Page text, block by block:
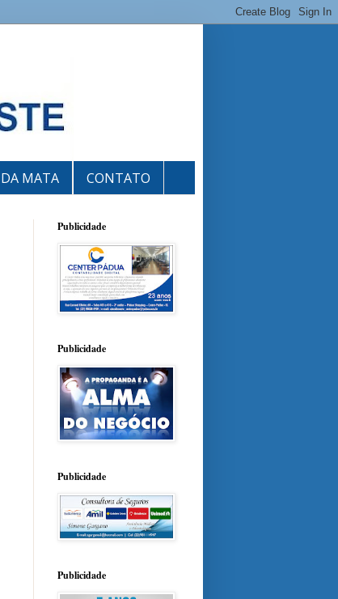
MATA CONTATO
Publicidade
Publicidade
Publicidade
Publicidade